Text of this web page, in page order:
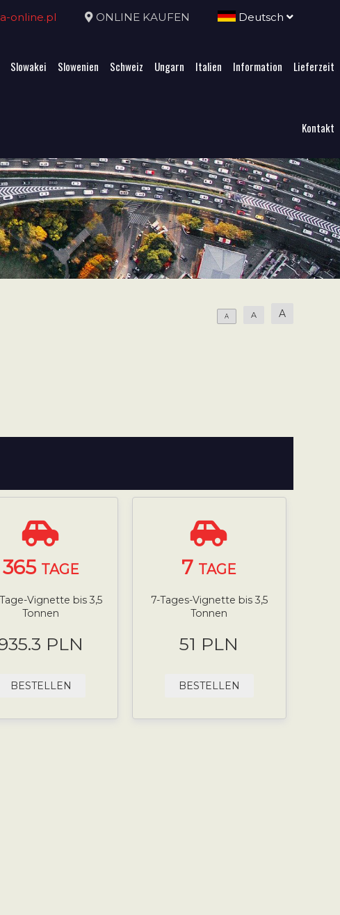
online.pl ONLINE KAUFEN Deutsch
Slowakei Slowenien Schweiz Ungarn Italien Information Lieferzeit
Kontakt
A A A
365 TAGE
Vignette bis 3,5
Tonnen
PLN
BESTELLEN
7 TAGE
7-Tages-Vignette bis 3,5
Tonnen
51 PLN
BESTELLEN